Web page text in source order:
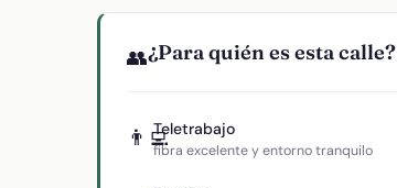
👥¿Para quién es esta calle?
👨‍💻Teletrabajo
fibra excelente y entorno tranquilo